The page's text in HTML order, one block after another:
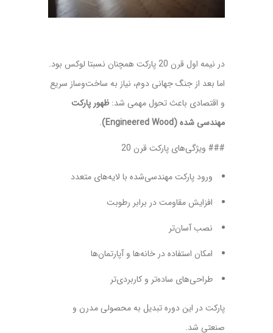
در نیمه اول قرن 20 پارکت همچنان نسبتا لوکس بود.
اما بعد از جنگ جهانی دوم، نیاز به ساخت‌وساز سریع
و اقتصادی باعث تحول مهمی شد: ظهور پارکت
مهندسی‌ شده (Engineered Wood)
.
###‌ ویژگی‌های پارکت قرن 20
ورود پارکت مهندسی‌شده با لایه‌های متعدد
افزایش مقاومت در برابر رطوبت
نصب آسان‌تر
امکان استفاده در خانه‌ها و آپارتمان‌ها
طراحی‌های ساده‌تر و کاربردی‌تر
پارکت در این دوره تبدیل به محصولی مدرن و
صنعتی شد.